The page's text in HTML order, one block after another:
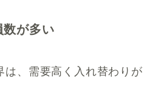
が多い
は、需要高く入れ替わりが